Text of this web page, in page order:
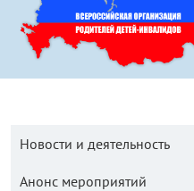
Новости и деятельность
Анонс мероприятий